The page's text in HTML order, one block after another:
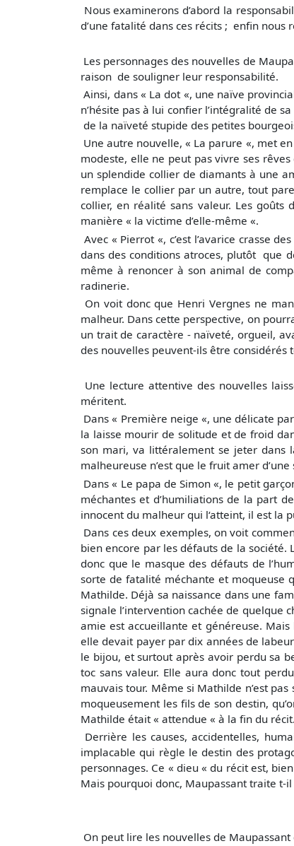
Nous examinerons d’abord la
d’une fatalité dans ces récits ; enfin nous
Les personnages des nouvelles de
raison de souligner leur responsabilité.
Ainsi, dans « La dot «, une naïve
n’hésite pas à lui confier l’intégralité de
de la naïveté stupide des petites
Une autre nouvelle, « La parure «, met
modeste, elle ne peut pas vivre ses
un splendide collier de diamants à une
remplace le collier par un autre, tout
collier, en réalité sans valeur. Les
manière « la victime d’elle-même «.
Avec « Pierrot «, c’est l’avarice crasse
dans des conditions atroces, plutôt que
même à renoncer à son animal de
radinerie.
On voit donc que Henri Vergnes ne
malheur. Dans cette perspective, on
un trait de caractère - naïveté, orgueil,
des nouvelles peuvent-ils être
Une lecture attentive des nouvelles
méritent.
Dans « Première neige «, une délicate
la laisse mourir de solitude et de froid
son mari, va littéralement se jeter dans
malheureuse n’est que le fruit amer
Dans « Le papa de Simon «, le petit
méchantes et d’humiliations de la part
innocent du malheur qui l‘atteint, il est la
Dans ces deux exemples, on voit
bien encore par les défauts de la
donc que le masque des défauts de
sorte de fatalité méchante et moqueuse
Mathilde. Déjà sa naissance dans une
signale l’intervention cachée de quelque
amie est accueillante et généreuse.
elle devait payer par dix années de
le bijou, et surtout après avoir perdu sa
toc sans valeur. Elle aura donc tout
mauvais tour. Même si Mathilde n’est
moqueusement les fils de son destin,
Mathilde était « attendue « à la fin du
Derrière les causes, accidentelles,
implacable qui règle le destin des
personnages. Ce « dieu « du récit est,
Mais pourquoi donc, Maupassant traite t-
On peut lire les nouvelles de